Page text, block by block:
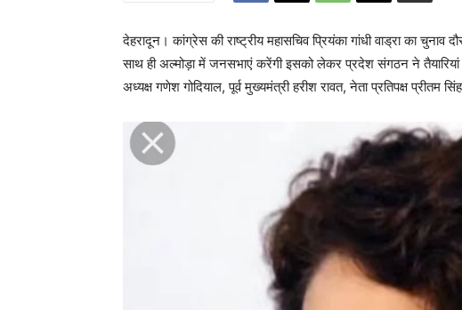
देहरादून। कांग्रेस की राष्ट्रीय महासचिव प्रियंका गांधी वाड्रा का
साथ ही अल्मोड़ा में जनसभाएं करेंगी इसको लेकर प्रदेश संगठन ने
अध्यक्ष गणेश गोदियाल, पूर्व मुख्यमंत्री हरीश रावत, नेता प्रतिपक्ष प्रीतम